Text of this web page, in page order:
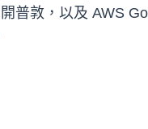
普敦，以及 AWS